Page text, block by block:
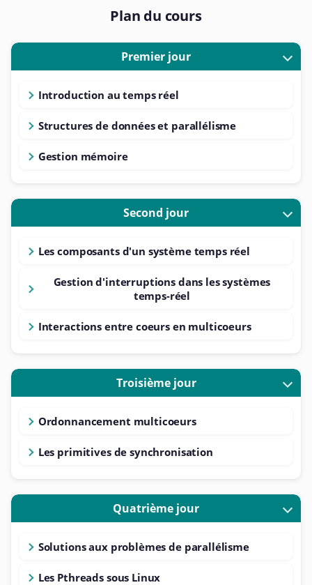
Plan du cours
Premier jour
Introduction au temps réel
Structures de données et parallélisme
Gestion mémoire
Second jour
Les composants d'un système temps réel
Gestion d'interruptions dans les systèmes
temps-réel
Interactions entre coeurs en multicoeurs
Troisième jour
Ordonnancement multicoeurs
Les primitives de synchronisation
Quatrième jour
Solutions aux problèmes de parallélisme
Les Pthreads sous Linux